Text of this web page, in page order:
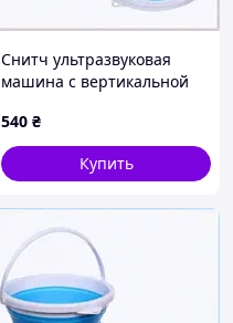
Снитч ультразвуковая
машина с вертикальной
540 ₴
Купить